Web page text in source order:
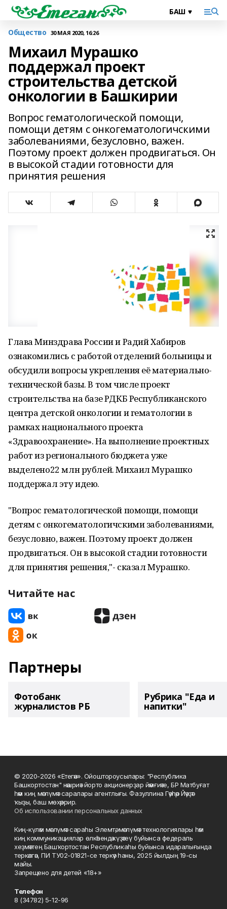
Общество 30 МАЯ 2020, 16:26
Михаил Мурашко
поддержал проект
строительства детской
онкологии в Башкирии
Вопрос гематологической помощи,
помощи детям с онкогематологичскими
заболеваниями, безусловно, важен.
Поэтому проект должен продвигаться. Он
в высокой стадии готовности для
принятия решения
Глава Минздрава России и Радий Хабиров
ознакомились с работой отделений больницы и
обсудили вопросы укрепления её материально-
технической базы. В том числе проект
строительства на базе РДКБ Республиканского
центра детской онкологии и гематологии в
рамках национального проекта
«Здравоохранение». На выполнение проектных
работ из регионального бюджета уже
выделено22 млн рублей. Михаил Мурашко
поддержал эту идею.
"Вопрос гематологической помощи, помощи
детям с онкогематологичскими заболеваниями,
безусловно, важен. Поэтому проект должен
продвигаться. Он в высокой стадии готовности
для принятия решения,"- сказал Мурашко.
Читайте нас
Партнеры
Фотобанк
журналистов РБ
Рубрика "Еда и
напитки"
© 2020-2026 «Етегән». Ойоштороусылары: "Республика
Башкортостан" нәшриәт йорто акционерҙар йәмғиәте, БР Матбуғат
һәм киң мәғлүмәт саралары агентлығы. Фазуллина Гәүһәр Йәүҙәт
ҡыҙы, баш мөхәррир.
Об использовании персональных данных
Киң-күләм мәғлүмәт сараһы Элемтә, мәғлүмәт технологиялары һәм
киң коммуникациялар өлкәһендә күҙәтеү буйынса федераль
хеҙмәттең Башҡортостан Республикаһы буйынса идаралығында
теркәлгән, ПИ ТУ02-01821-се теркәү һаны, 2025 йылдың 19-сы
майы.
Запрещено для детей «18+»
Телефон
8 (34782) 5-12-96